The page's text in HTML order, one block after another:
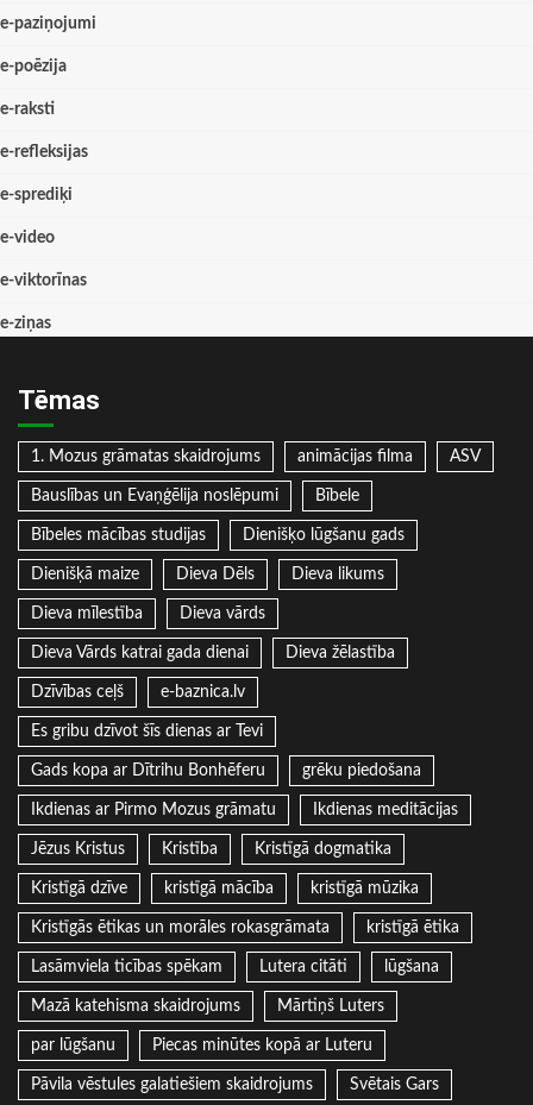
e-paziņojumi
e-poēzija
e-raksti
e-refleksijas
e-sprediķi
e-video
e-viktorīnas
e-ziņas
Tēmas
1. Mozus grāmatas skaidrojums animācijas filma ASV
Bauslības un Evaņģēlija noslēpumi Bībele
Bībeles mācības studijas Dienišķo lūgšanu gads
Dienišķā maize Dieva Dēls Dieva likums
Dieva mīlestība Dieva vārds
Dieva Vārds katrai gada dienai Dieva žēlastība
Dzīvības ceļš e-baznica.lv
Es gribu dzīvot šīs dienas ar Tevi
Gads kopa ar Dītrihu Bonhēferu grēku piedošana
Ikdienas ar Pirmo Mozus grāmatu Ikdienas meditācijas
Jēzus Kristus Kristība Kristīgā dogmatika
Kristīgā dzīve kristīgā mācība kristīgā mūzika
Kristīgās ētikas un morāles rokasgrāmata kristīgā ētika
Lasāmviela ticības spēkam Lutera citāti lūgšana
Mazā katehisma skaidrojums Mārtiņš Luters
par lūgšanu Piecas minūtes kopā ar Luteru
Pāvila vēstules galatiešiem skaidrojums Svētais Gars